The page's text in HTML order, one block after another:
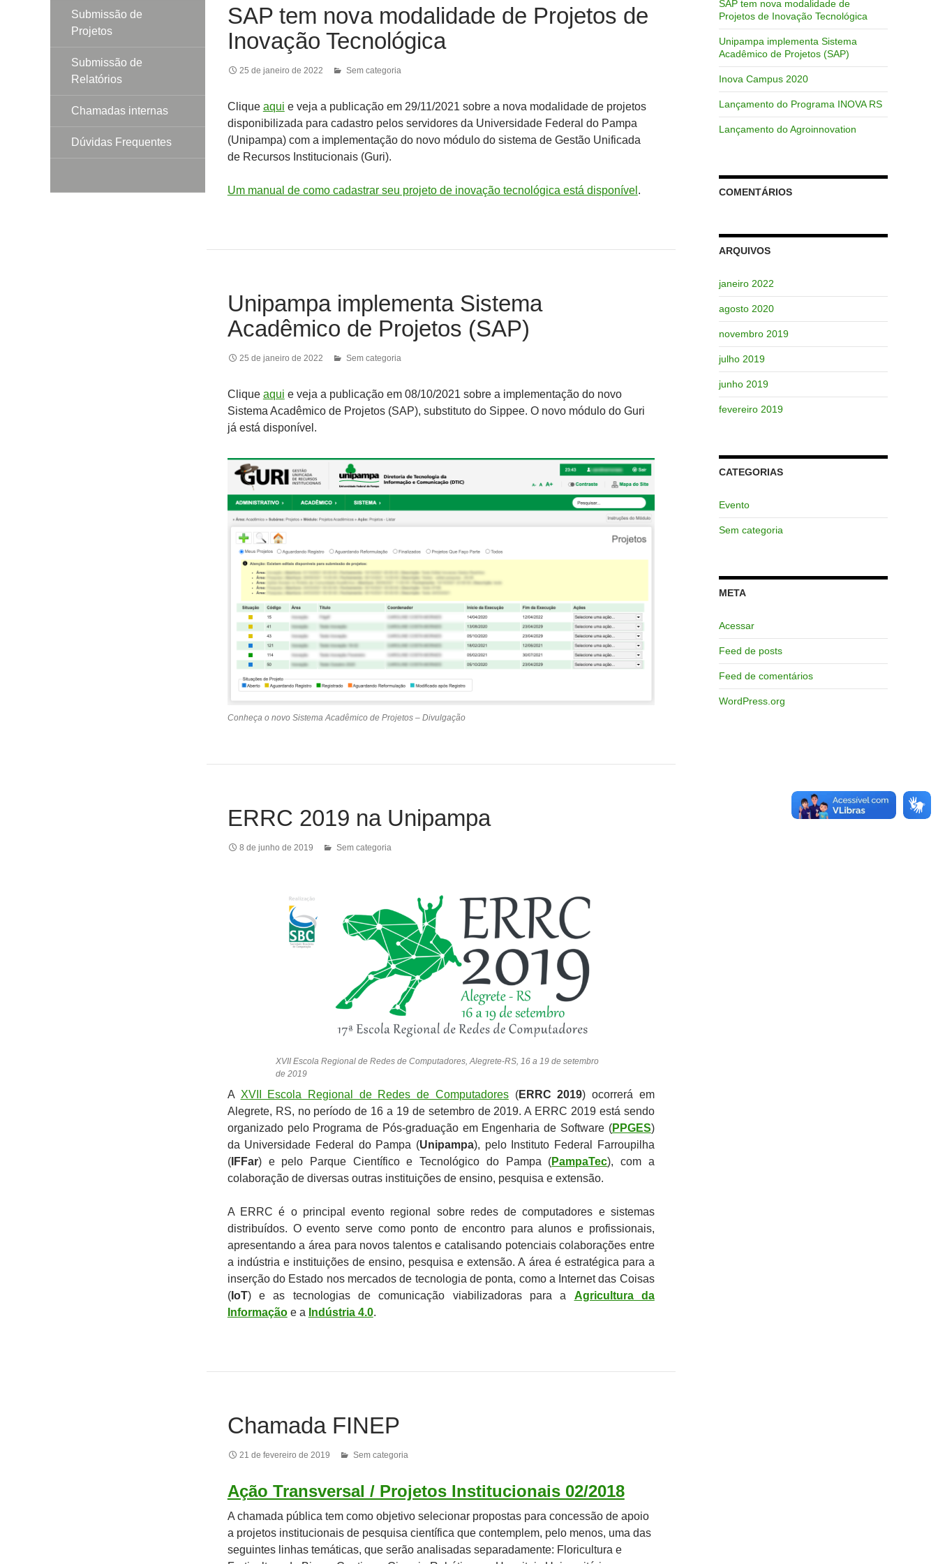
SAP tem nova modalidade de Projetos de
Inovação Tecnológica
25 de janeiro de 2022 Sem categoria
Clique aqui e veja a publicação em 29/11/2021 sobre a nova modalidade de projetos
disponibilizada para cadastro pelos servidores da Universidade Federal do Pampa
(Unipampa) com a implementação do novo módulo do sistema de Gestão Unificada
de Recursos Institucionais (Guri).
Um manual de como cadastrar seu projeto de inovação tecnológica está disponível .
Unipampa implementa Sistema
Acadêmico de Projetos (SAP)
25 de janeiro de 2022 Sem categoria
Clique aqui e veja a publicação em 08/10/2021 sobre a implementação do novo
Sistema Acadêmico de Projetos (SAP), substituto do Sippee. O novo módulo do Guri
já está disponível.
Conheça o novo Sistema Acadêmico de Projetos – Divulgação
ERRC 2019 na Unipampa
8 de junho de 2019 Sem categoria
XVII Escola Regional de Redes de Computadores, Alegrete-RS, 16 a 19 de setembro
de 2019
A XVII Escola Regional de Redes de Computadores(ERRC 2019) ocorrerá em
Alegrete, RS, no período de 16 a 19 de setembro de 2019. A ERRC 2019 está sendo
organizado pelo Programa de Pós-graduação em Engenharia de Software (PPGES)
da Universidade Federal do Pampa (Unipampa), pelo Instituto Federal Farroupilha
(IFFar) e pelo Parque Científico e Tecnológico do Pampa (PampaTec), com a
colaboração de diversas outras instituições de ensino, pesquisa e extensão.
A ERRC é o principal evento regional sobre redes de computadores e sistemas
distribuídos. O evento serve como ponto de encontro para alunos e profissionais,
apresentando a área para novos talentos e catalisando potenciais colaborações entre
a indústria e instituições de ensino, pesquisa e extensão. A área é estratégica para a
inserção do Estado nos mercados de tecnologia de ponta, como a Internet das Coisas
(IoT) e as tecnologias de comunicação viabilizadoras para a Agricultura da
Informaçãoe a Indústria 4.0.
Chamada FINEP
21 de fevereiro de 2019 Sem categoria
Ação Transversal / Projetos Institucionais 02/2018
A chamada pública tem como objetivo selecionar propostas para concessão de apoio
a projetos institucionais de pesquisa científica que contemplem, pelo menos, uma das
seguintes linhas temáticas, que serão analisadas separadamente: Floricultura e
SAP tem nova modalidade de
Projetos de Inovação Tecnológica
Unipampa implementa Sistema
Acadêmico de Projetos (SAP)
Inova Campus 2020
Lançamento do Programa INOVA RS
Lançamento do Agroinnovation
COMENTÁRIOS
ARQUIVOS
janeiro 2022
agosto 2020
novembro 2019
julho 2019
junho 2019
fevereiro 2019
CATEGORIAS
Evento
Sem categoria
META
Acessar
Feed de posts
Feed de comentários
WordPress.org
Submissão de
Projetos
Submissão de
Relatórios
Chamadas internas
Dúvidas Frequentes